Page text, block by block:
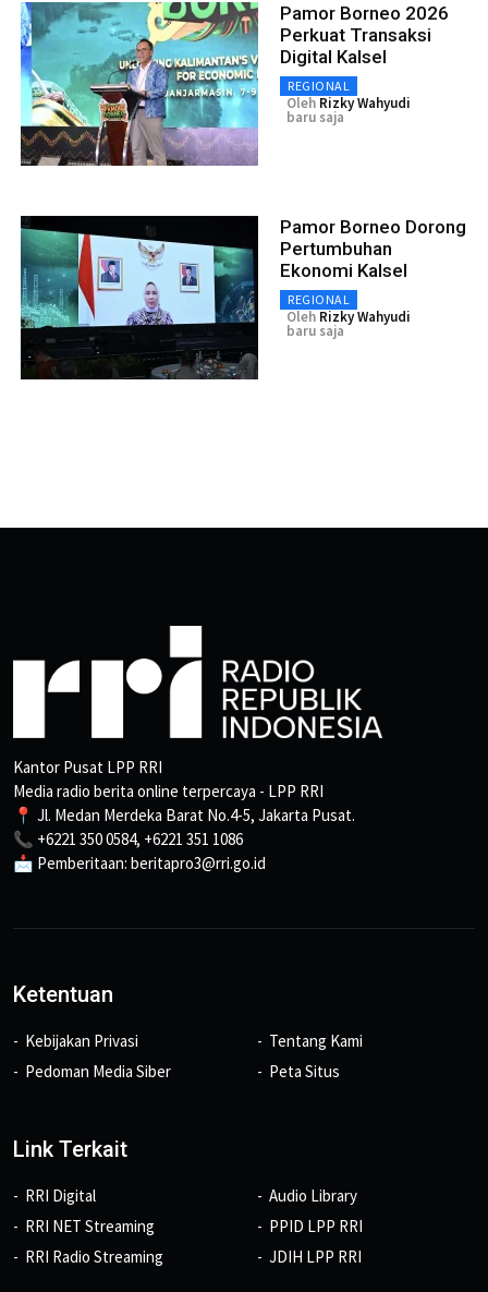
Pamor Borneo 2026
Perkuat Transaksi
Digital Kalsel
REGIONAL
Oleh Rizky Wahyudi
baru saja
Pamor Borneo Dorong
Pertumbuhan
Ekonomi Kalsel
REGIONAL
Oleh Rizky Wahyudi
baru saja
Kantor Pusat LPP RRI
Media radio berita online terpercaya - LPP RRI
📍 Jl. Medan Merdeka Barat No.4-5, Jakarta Pusat.
📞 +6221 350 0584, +6221 351 1086
📩 Pemberitaan: beritapro3@rri.go.id
Ketentuan
Kebijakan Privasi
Pedoman Media Siber
Tentang Kami
Peta Situs
Link Terkait
RRI Digital
RRI NET Streaming
RRI Radio Streaming
Audio Library
PPID LPP RRI
JDIH LPP RRI